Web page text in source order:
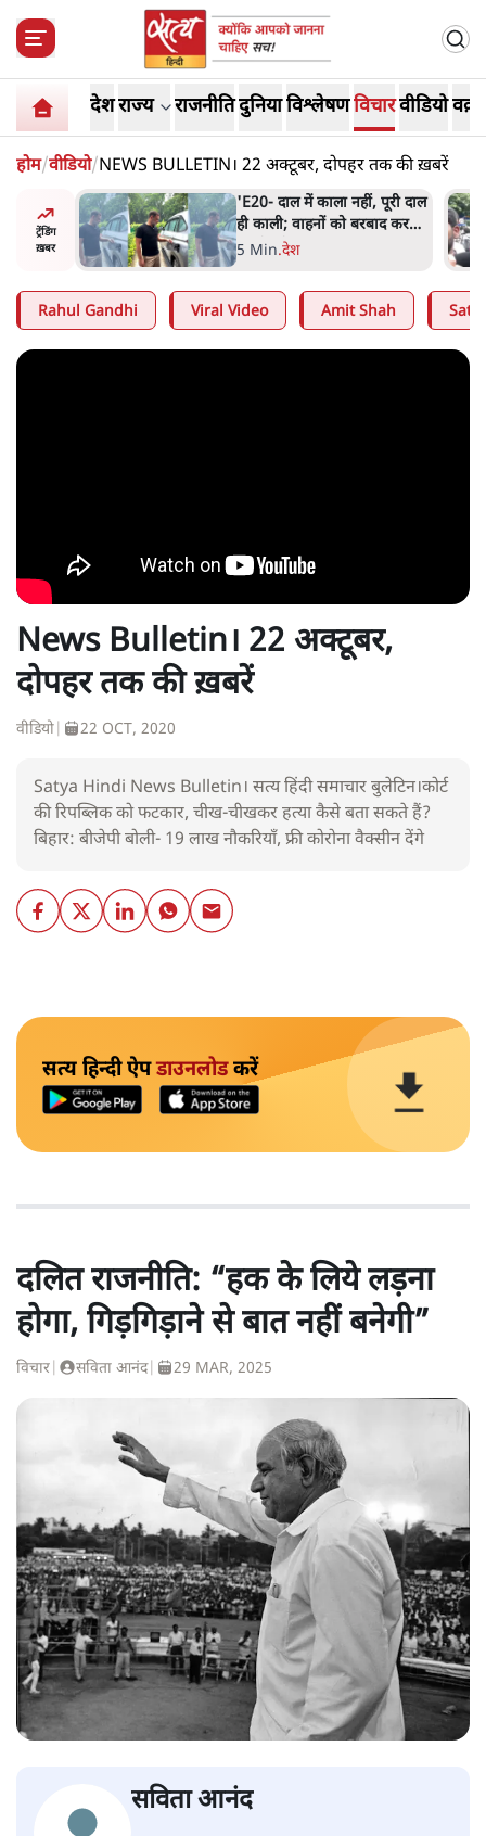
देशराज्य राजनीतिदुनियाविश्लेषणविचारवीडियो
होम/वीडियो/NEWS BULLETIN। 22 अक्टूबर, दोपहर तक की ख़बरें
ट्रेंडिंग
ख़बर
'E20- दाल में काला नहीं, पूरी दाल
ही काली; वाहनों को बरबाद कर
रहा है इथेनॉल': राहुल
5 Min.देश
Rahul Gandhi Viral Video Amit Shah
News Bulletin। 22 अक्टूबर,
दोपहर तक की ख़बरें
वीडियो 22 OCT, 2020
Satya Hindi News Bulletin। सत्य हिंदी समाचार बुलेटिन।कोर्ट
की रिपब्लिक को फटकार, चीख-चीखकर हत्या कैसे बता सकते हैं?
बिहार: बीजेपी बोली- 19 लाख नौकरियाँ, फ्री कोरोना वैक्सीन देंगे
सत्य हिन्दी ऐपडाउनलोडकरें
दलित राजनीति: “हक के लिये लड़ना
होगा, गिड़गिड़ाने से बात नहीं बनेगी”
विचार सविता आनंद| 29 MAR, 2025
सविता आनंद